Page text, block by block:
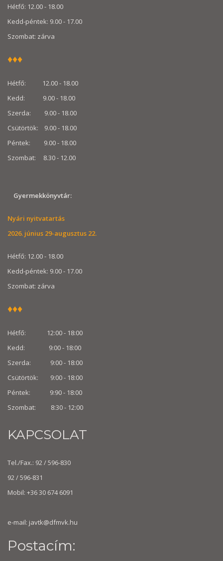
Hétfő: 12.00 - 18.00
Kedd-péntek: 9.00 - 17.00
Szombat: zárva
♦♦♦
Hétfő: 12.00 - 18.00
Kedd: 9.00 - 18.00
Szerda: 9.00 - 18.00
Csütörtök: 9.00 - 18.00
Péntek: 9.00 - 18.00
Szombat: 8.30 - 12.00
Gyermekkönyvtár:
Nyári nyitvatartás
2026. június 29-augusztus 22.
Hétfő: 12.00 - 18.00
Kedd-péntek: 9.00 - 17.00
Szombat: zárva
♦♦♦
Hétfő: 12:00 - 18:00
Kedd: 9:00 - 18:00
Szerda: 9:00 - 18:00
Csütörtök: 9:00 - 18:00
Péntek: 9:90 - 18:00
Szombat: 8:30 - 12:00
KAPCSOLAT
Tel./Fax.: 92 / 596-830
92 / 596-831
Mobil: +36 30 674 6091
e-mail: javtk@dfmvk.hu
Postacím: